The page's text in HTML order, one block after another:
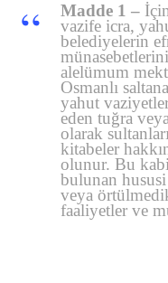
Madde 1 –
vazife icra,
belediyelerin
alelümum
Osmanlı
yahut
eden tuğra
olarak
kitabeler
olunur. Bu
bulunan hususi
veya
faaliyetler ve